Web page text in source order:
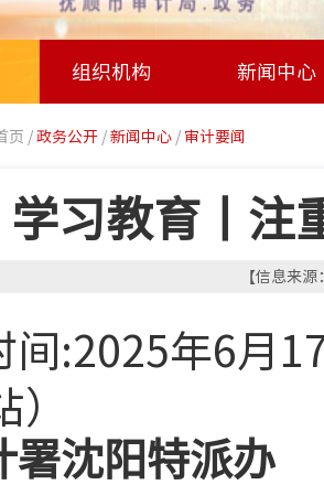
组织机构 新闻中心
页 /政务公开 /新闻中心 / 审计要闻
学习教育丨注
【信息来
间:2025年6月
署沈阳特派办